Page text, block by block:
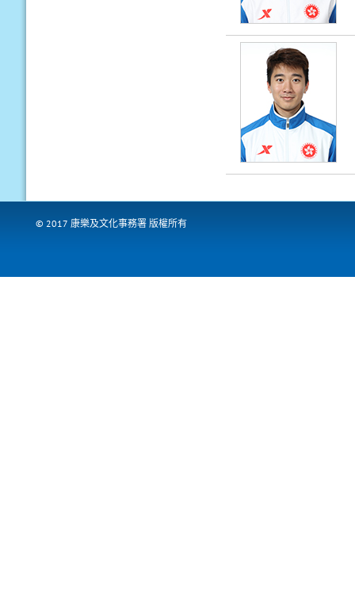
© 2017 康樂及文化事務署 版權所有